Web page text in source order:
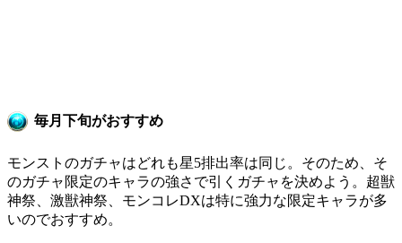
毎月下旬がおすすめ
モンストのガチャはどれも星5排出率は同じ。そのため、そ
のガチャ限定のキャラの強さで引くガチャを決めよう。超獣
神祭、激獣神祭、モンコレDXは特に強力な限定キャラが多
いのでおすすめ。